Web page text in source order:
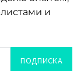
и
ПОДПИСКА